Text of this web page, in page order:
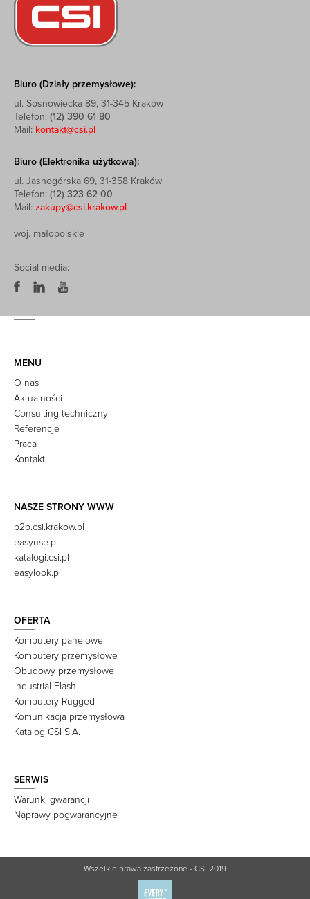
Biuro (Działy przemysłowe):
ul. Sosnowiecka 89, 31-345 Kraków
Telefon: (12) 390 61 80
Mail: kontakt@csi.pl
Biuro (Elektronika użytkowa):
ul. Jasnogórska 69, 31-358 Kraków
Telefon: (12) 323 62 00
Mail: zakupy@csi.krakow.pl
woj. małopolskie
Social media:
MENU
O nas
Aktualności
Consulting techniczny
Referencje
Praca
Kontakt
NASZE STRONY WWW
b2b.csi.krakow.pl
easyuse.pl
katalogi.csi.pl
easylook.pl
OFERTA
Komputery panelowe
Komputery przemysłowe
Obudowy przemysłowe
Industrial Flash
Komputery Rugged
Komunikacja przemysłowa
Katalog CSI S.A.
SERWIS
Warunki gwarancji
Naprawy pogwarancyjne
Wszelkie prawa zastrzeżone - CSI 2019